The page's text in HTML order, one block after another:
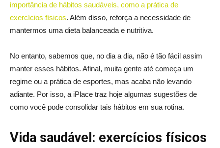
importância de hábitos saudáveis, como a prática de
exercícios físicos. Além disso, reforça a necessidade de
mantermos uma dieta balanceada e nutritiva.
No entanto, sabemos que, no dia a dia, não é tão fácil assim
manter esses hábitos. Afinal, muita gente até começa um
regime ou a prática de esportes, mas acaba não levando
adiante. Por isso, a iPlace traz hoje algumas sugestões de
como você pode consolidar tais hábitos em sua rotina.
Vida saudável: exercícios físicos